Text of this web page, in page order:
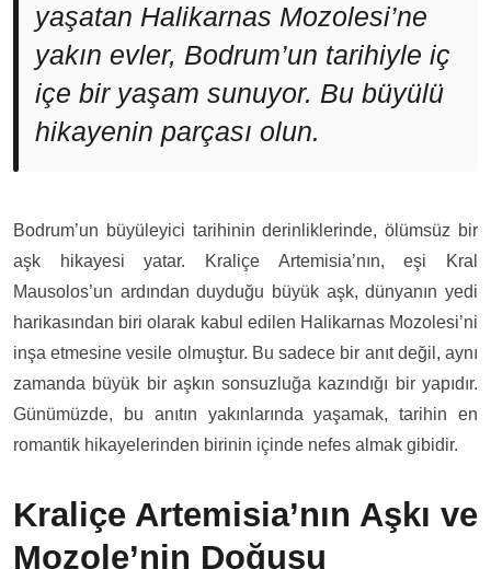
yaşatan Halikarnas Mozolesi’ne
yakın evler, Bodrum’un tarihiyle iç
içe bir yaşam sunuyor. Bu büyülü
hikayenin parçası olun.
Bodrum’un büyüleyici tarihinin derinliklerinde, ölümsüz bir
aşk hikayesi yatar. Kraliçe Artemisia’nın, eşi Kral
Mausolos’un ardından duyduğu büyük aşk, dünyanın yedi
harikasından biri olarak kabul edilen Halikarnas Mozolesi’ni
inşa etmesine vesile olmuştur. Bu sadece bir anıt değil, aynı
zamanda büyük bir aşkın sonsuzluğa kazındığı bir yapıdır.
Günümüzde, bu anıtın yakınlarında yaşamak, tarihin en
romantik hikayelerinden birinin içinde nefes almak gibidir.
Kraliçe Artemisia’nın Aşkı ve
Mozole’nin Doğuşu